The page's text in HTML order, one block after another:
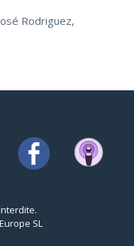
Rodriguez,
SL